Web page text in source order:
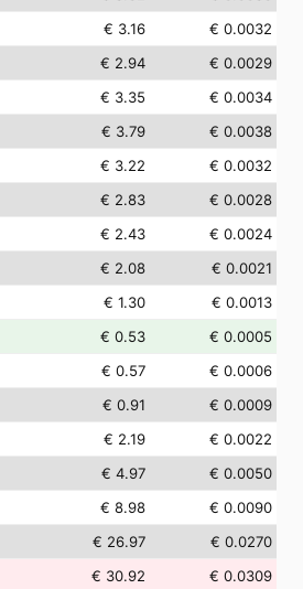
€ 3.16
€ 0.0032
€ 2.94
€ 0.0029
€ 3.35
€ 0.0034
€ 3.79
€ 0.0038
€ 3.22
€ 0.0032
€ 2.83
€ 0.0028
€ 2.43
€ 0.0024
€ 2.08
€ 0.0021
€ 1.30
€ 0.0013
€ 0.53
€ 0.0005
€ 0.57
€ 0.0006
€ 0.91
€ 0.0009
€ 2.19
€ 0.0022
€ 4.97
€ 0.0050
€ 8.98
€ 0.0090
€ 26.97
€ 0.0270
€ 30.92
€ 0.0309